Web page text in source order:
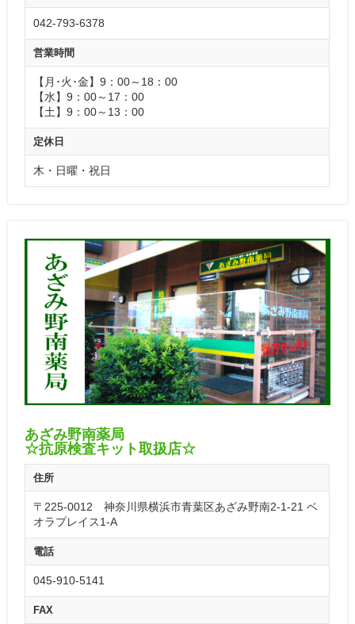
042-793-6378
営業時間
【月･火･金】9：00～18：00
【水】9：00～17：00
【土】9：00～13：00
定休日
木・日曜・祝日
あざみ野南薬局
☆抗原検査キット取扱店☆
住所
〒225-0012 神奈川県横浜市青葉区あざみ野南2-1-21 ベ
オラプレイス1-A
電話
045-910-5141
FAX